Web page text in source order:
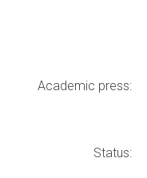
Academic press:
Status: